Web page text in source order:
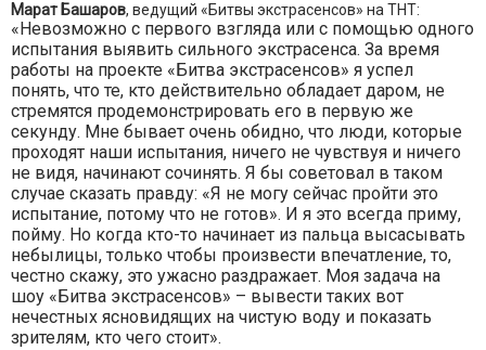
Марат Башаров, ведущий «Битвы экстрасенсов» на ТНТ:
«Невозможно с первого взгляда или с помощью одного
испытания выявить сильного экстрасенса. За время
работы на проекте «Битва экстрасенсов» я успел
понять, что те, кто действительно обладает даром, не
стремятся продемонстрировать его в первую же
секунду. Мне бывает очень обидно, что люди, которые
проходят наши испытания, ничего не чувствуя и ничего
не видя, начинают сочинять. Я бы советовал в таком
случае сказать правду: «Я не могу сейчас пройти это
испытание, потому что не готов». И я это всегда приму,
пойму. Но когда кто-то начинает из пальца высасывать
небылицы, только чтобы произвести впечатление, то,
честно скажу, это ужасно раздражает. Моя задача на
шоу «Битва экстрасенсов» – вывести таких вот
нечестных ясновидящих на чистую воду и показать
зрителям, кто чего стоит».